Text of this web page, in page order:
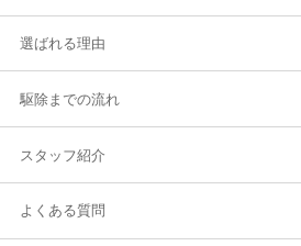
選ばれる理由
駆除までの流れ
スタッフ紹介
よくある質問